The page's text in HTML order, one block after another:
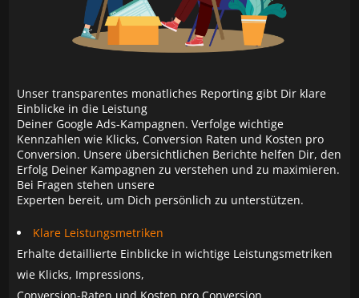
Unser transparentes monatliches Reporting gibt Dir klare
Einblicke in die Leistung
Deiner Google Ads-Kampagnen. Verfolge wichtige
Kennzahlen wie Klicks, Conversion Raten und Kosten pro
Conversion. Unsere übersichtlichen Berichte helfen Dir, den
Erfolg Deiner Kampagnen zu verstehen und zu maximieren.
Bei Fragen stehen unsere
Experten bereit, um Dich persönlich zu unterstützen.
Klare Leistungsmetriken
Erhalte detaillierte Einblicke in wichtige Leistungsmetriken
wie Klicks, Impressions,